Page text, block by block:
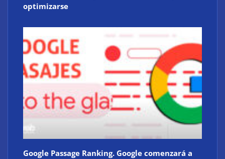
optimizarse
Google Passage Ranking. Google comenzará a